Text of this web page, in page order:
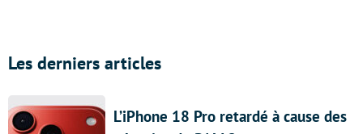
Les derniers articles
L’iPhone 18 Pro retardé à cause des